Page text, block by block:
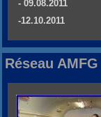
- 09.08.2011
-12.10.2011
Réseau AMFG